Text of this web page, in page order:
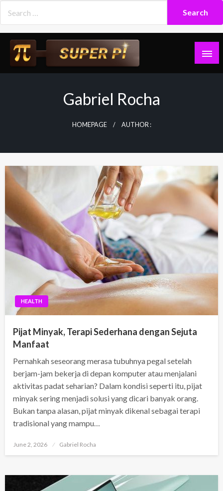
content
Gabriel Rocha
HOMEPAGE AUTHOR :
HEALTH
Pijat Minyak, Terapi Sederhana dengan Sejuta
Manfaat
Pernahkah seseorang merasa tubuhnya pegal setelah
berjam-jam bekerja di depan komputer atau menjalani
aktivitas padat seharian? Dalam kondisi seperti itu, pijat
minyak sering menjadi solusi yang dicari banyak orang.
Bukan tanpa alasan, pijat minyak dikenal sebagai terapi
tradisional yang mampu…
Posted
June 2, 2026 Gabriel Rocha